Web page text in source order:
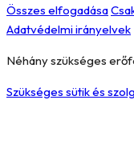
Összes elfogadása
Adatvédelmi irányelvek
Néhány szükséges
Szükséges sütik és